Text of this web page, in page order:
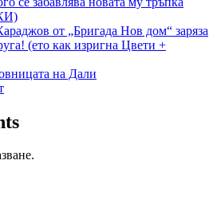
от „Бригада Нов дом“ заряза
(ето как изригна Цвети +
на Дали